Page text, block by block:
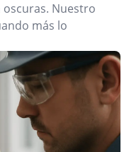
oscuras. Nuestro
más lo